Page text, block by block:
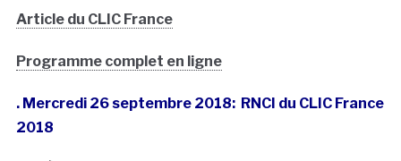
Article du CLIC France
Programme complet en ligne
. Mercredi 26 septembre 2018: RNCI du CLIC France
2018